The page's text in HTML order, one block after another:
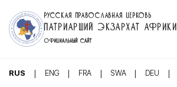
РУССКАЯ ПРАВОСЛАВНАЯ ЦЕРКОВЬ
ПАТРИАРШИЙ ЭКЗАРХАТ АФРИКИ
ОФИЦИАЛЬНЫЙ САЙТ
RUS | ENG | FRA | SWA | DEU |